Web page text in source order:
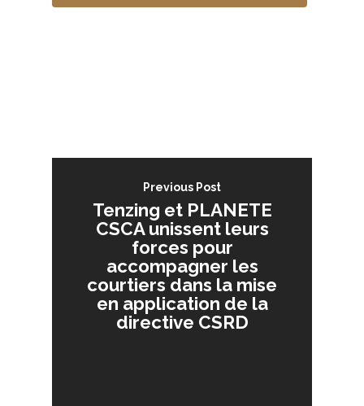
Previous Post
Tenzing et PLANETE
CSCA unissent leurs
forces pour
accompagner les
courtiers dans la mise
en application de la
directive CSRD